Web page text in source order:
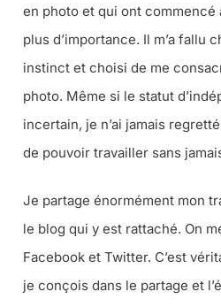
en photo et qui ont commencé
plus d’importance. Il m’a fallu
instinct et choisi de me
photo. Même si le statut
incertain, je n’ai jamais
de pouvoir travailler sans
Je partage énormément mon
le blog qui y est rattaché. On
Facebook et Twitter. C’est
je conçois dans le partage et